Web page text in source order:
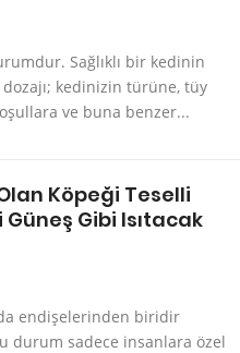
Sağlıklı bir kedinin
kedinizin türüne, tüy
ve buna benzer...
Köpeği Teselli
Gibi Isıtacak
endişelerinden biridir
durum sadece insanlara özel